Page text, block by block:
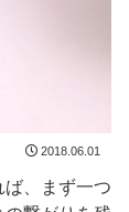
2018.06.01
ば、まず一つ